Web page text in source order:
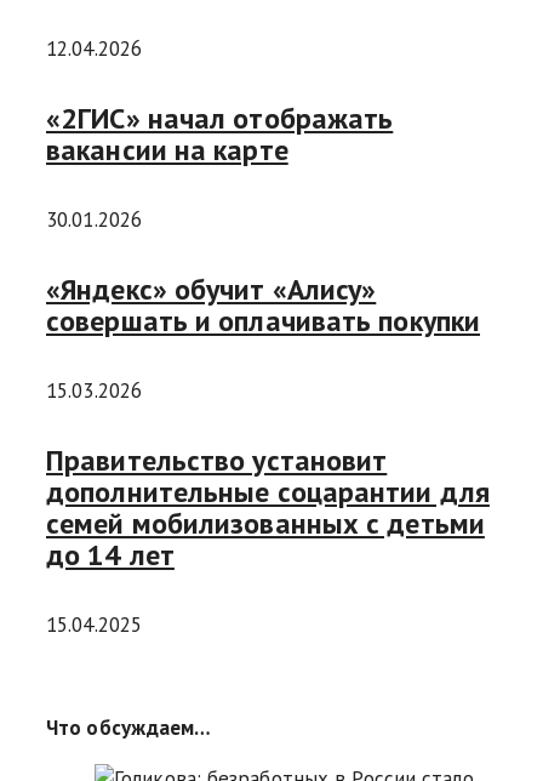
12.04.2026
«2ГИС» начал отображать
вакансии на карте
30.01.2026
«Яндекс» обучит «Алису»
совершать и оплачивать покупки
15.03.2026
Правительство установит
дополнительные соцарантии для
семей мобилизованных с детьми
до 14 лет
15.04.2025
Что обсуждаем…